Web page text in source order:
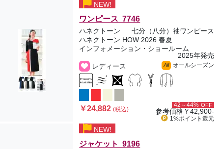
NEW!
ワンピース 7746
ハネクトーン
七分（八分）袖ワンピース
ハネクトーン HOW 2026 春夏
インフォメーション・ショールーム
2025年発売
レディース
All オールシーズン
￥24,882(税込)
42～44% OFF
参考価格￥42,900-
1%ポイント 還元
NEW!
ジャケット 9196